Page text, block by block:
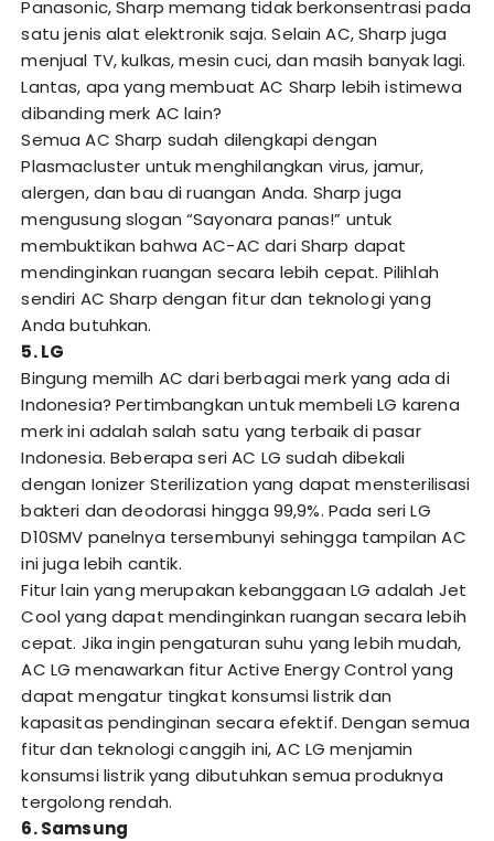
Panasonic, Sharp memang tidak berkonsentrasi pada
satu jenis alat elektronik saja. Selain AC, Sharp juga
menjual TV, kulkas, mesin cuci, dan masih banyak lagi.
Lantas, apa yang membuat AC Sharp lebih istimewa
dibanding merk AC lain?
Semua AC Sharp sudah dilengkapi dengan
Plasmacluster untuk menghilangkan virus, jamur,
alergen, dan bau di ruangan Anda. Sharp juga
mengusung slogan “Sayonara panas!” untuk
membuktikan bahwa AC-AC dari Sharp dapat
mendinginkan ruangan secara lebih cepat. Pilihlah
sendiri AC Sharp dengan fitur dan teknologi yang
Anda butuhkan.
5. LG
Bingung memilh AC dari berbagai merk yang ada di
Indonesia? Pertimbangkan untuk membeli LG karena
merk ini adalah salah satu yang terbaik di pasar
Indonesia. Beberapa seri AC LG sudah dibekali
dengan Ionizer Sterilization yang dapat mensterilisasi
bakteri dan deodorasi hingga 99,9%. Pada seri LG
D10SMV panelnya tersembunyi sehingga tampilan AC
ini juga lebih cantik.
Fitur lain yang merupakan kebanggaan LG adalah Jet
Cool yang dapat mendinginkan ruangan secara lebih
cepat. Jika ingin pengaturan suhu yang lebih mudah,
AC LG menawarkan fitur Active Energy Control yang
dapat mengatur tingkat konsumsi listrik dan
kapasitas pendinginan secara efektif. Dengan semua
fitur dan teknologi canggih ini, AC LG menjamin
konsumsi listrik yang dibutuhkan semua produknya
tergolong rendah.
6. Samsung